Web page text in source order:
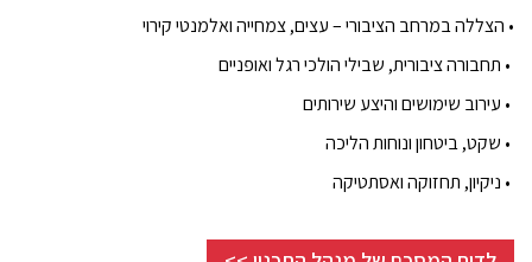
• הצללה במרחב הציבורי – עצים, צמחייה ואלמנטי קירוי
• תחבורה ציבורית, שבילי הולכי רגל ואופניים
• עירוב שימושים והיצע שירותים
• שקט, ביטחון ונוחות הליכה
• ניקיון, תחזוקה ואסתטיקה